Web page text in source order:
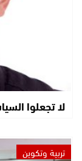
لا تجعلوا
تربية وتكوين